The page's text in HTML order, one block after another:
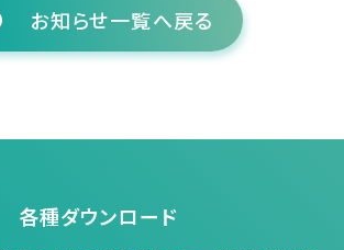
お知らせ一覧へ戻る
各種ダウンロード